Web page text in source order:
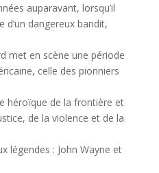
auparavant, lorsqu’il
d’un dangereux bandit,
met en scène une période
celle des pionniers
héroïque de la frontière et
de la violence et de la
légendes : John Wayne et